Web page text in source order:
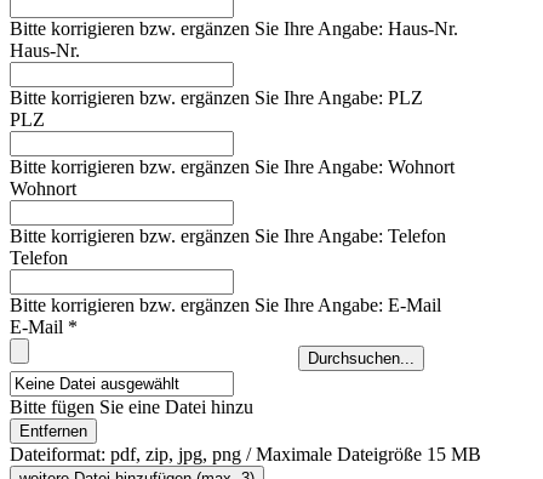
Bitte korrigieren bzw. ergänzen Sie Ihre Angabe: Haus-Nr.
Haus-Nr.
Bitte korrigieren bzw. ergänzen Sie Ihre Angabe: PLZ
PLZ
Bitte korrigieren bzw. ergänzen Sie Ihre Angabe: Wohnort
Wohnort
Bitte korrigieren bzw. ergänzen Sie Ihre Angabe: Telefon
Telefon
Bitte korrigieren bzw. ergänzen Sie Ihre Angabe: E-Mail
E-Mail *
Durchsuchen...
Bitte fügen Sie eine Datei hinzu
Entfernen
Dateiformat: pdf, zip, jpg, png / Maximale Dateigröße 15 MB